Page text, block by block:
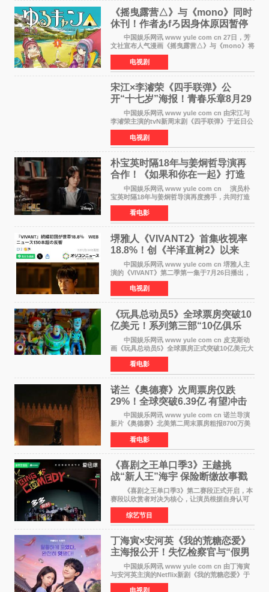
《摇曳露营△》与《mono》同时
休刊！作者あfろ因身体原因暂停
双连载
中国娱乐网讯 www yule com cn 27日，芳
文社宣布人气漫画《摇曳露营△》与《mono》将
暂停连载一段时间，原因是漫画家あfろ身体状况
不佳。 编辑部表示：一直承蒙各位对
《mono》的喜爱，
电视剧
宋江×李濬荣《四手联弹》公
开“十七岁”海报！青春乐章8月29
日奏响
中国娱乐网讯 www yule com cn 由宋江与
李濬荣主演的tvN新周末剧《四手联弹》于近日公
开十七岁版海报，以充满青春气息的画面再度点
燃观众期待。 海报中，宋江与李濬荣并肩站
在音乐教室的
电视剧
朴宝英时隔18年与姜炯哲导演再
合作！《如果和你在一起》打造
奇幻浪漫喜剧
中国娱乐网讯 www yule com cn 演员朴
宝英时隔18年与姜炯哲导演再度携手，共同打造
备受期待的浪漫喜剧新作《如果和你在一起》
（暂定名）。据OSEN报道，朴宝英将出演该片
女主角，自2008年《
看电影
堺雅人《VIVANT2》首集收视率
18.8%！创《半泽直树2》以来
TBS周日剧场最高开局
中国娱乐网讯 www yule com cn 堺雅人主
演的《VIVANT》第二季第一集于7月26日播出，
首集收视率高达18 8%，成为自2020年《半泽直
树2》首集22%以来，TBS周日剧场最高开播收视
纪录。 考虑到
电视剧
《玩具总动员5》全球票房突破10
亿美元！系列第三部“10亿俱乐
部”达成
中国娱乐网讯 www yule com cn 皮克斯动
画《玩具总动员5》全球票房正式突破10亿美元大
关。截至上周末，该片全球累计票房已达10 22亿
美元，其中北美市场贡献4 48亿美元，中国内地
票房达2 82
看电影
诺兰《奥德赛》次周票房仅跌
29%！全球突破6.39亿 有望冲击
13亿成诺兰最卖座电影
中国娱乐网讯 www yule com cn 诺兰导演
新片《奥德赛》北美第二周末票房粗报8700万美
元（周五至周日：2600万&rarr;3460万
&rarr;2640万），较首周1 24亿美元仅下跌29
6%，走势极为强劲，远超
看电影
《喜剧之王单口季3》王越挑
战“新人王”海宇 保险断缴故事戳
中生活痛点
《喜剧之王单口季3》第二赛段正式开启，本
赛段以欣赏者对决为核心，让演员根据自身认可
选择对手，在作品碰撞中完成一次喜剧创作者之
间的交流。这里有实力相当的正面对抗，也有老
朋友、老对手之
综艺节目
丁海寅×安河英《我的荒糖恋爱》
主海报公开！失忆检察官与“假男
友”同居罗曼史来
中国娱乐网讯 www yule com cn 由丁海寅
与安河英主演的Netflix新剧《我的荒糖恋爱》于
近日公开主海报，正式进入开播倒计时。 海
电视剧